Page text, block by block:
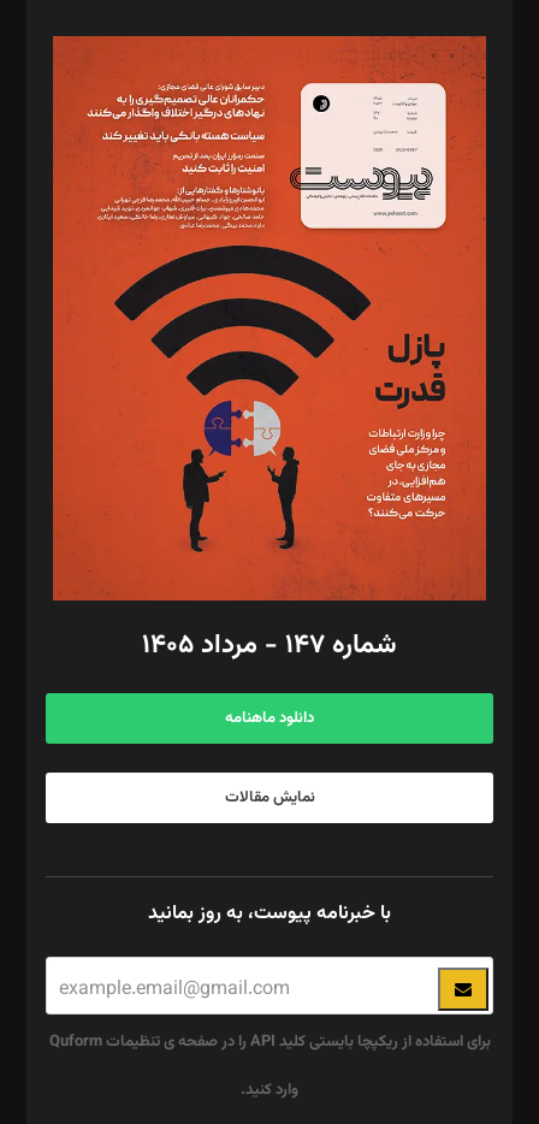
مدیر مسئول: محمدباقر اثنی‌عشری
سردبیر: مهرک محمودی
دبیر تحریریه: میثم قاسمی
د‌بیر ناداستان: سمانه سمیع
د‌بیر خدمت و تجارت: ابوالفضل رجبی
د‌بیر حقوق فناوری: حسام‌الدین ایپکچی
د‌بیر پیوست جهان: مینا پاکدل
د‌بیر تحریریه آنلاین: بابک نقاش
تحریریه‌: مجتبی محمود‌ی، آرش برهمند، یسنا امان‌پور، سروش کرمیان،
مصطفی مسجدی آرانی، ابوالفضل رجبی، زهرا فکرانه، فائزه فتحی
رستمی،مصطفی باستان
ویرایش: نگار استاد‌‌آقا
طراح یونیفرم: مجید توکلی
فیلمبرداری و عکاسی: امیر شفیعی، مانی لطفی زاده
گرافیک و صفحه‌آرایی: سید‌سبحان‌علی ثابت
مد‌یر توسعه تجاری: کامبیز برید‌
امور مالی: شاپور رهبری، محمد‌ کاظمی‌نیا
آگهی و مشترکین: ۰۹۱۹۹۹۹۰۴۵۴
شماره ۱۴۷ - مرداد ۱۴۰۵
دانلود ماهنامه
نمایش مقالات
با خبرنامه پیوست، به روز بمانید
برای استفاده از ریکپچا بایستی کلید API را در صفحه ی تنظیمات Quform
وارد کنید.